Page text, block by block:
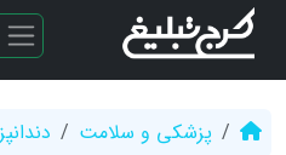
پزشکی و سلامت